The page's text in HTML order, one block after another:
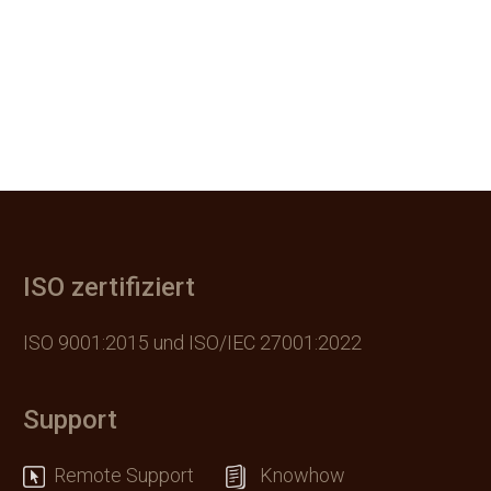
ISO zertifiziert
ISO 9001:2015 und ISO/IEC 27001:2022
Support
Remote Support Knowhow